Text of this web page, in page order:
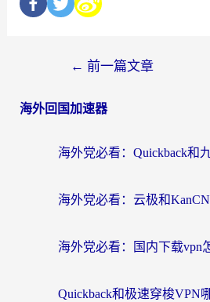
← 前一篇文章
海外回国加速器